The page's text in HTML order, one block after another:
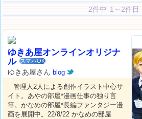
2件中 1～2件目
ゆきあ屋オンラインオリジナ
ル スマホOK
ゆきあ屋さんblog
管理人2人による創作イラスト中心サ
イト。あやの部屋*漫画仕事の独り言
等。かなめの部屋*長編ファンタジー漫
画を展開中。22/8/22 かなめの部屋